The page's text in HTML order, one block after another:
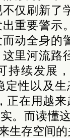
仅刷新了
重要警示
动全身的
里河流路
持续发展
性以及
在用越来
。而读懂
生存空间的